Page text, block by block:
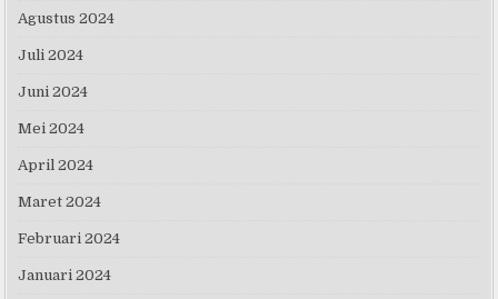
Agustus 2024
Juli 2024
Juni 2024
Mei 2024
April 2024
Maret 2024
Februari 2024
Januari 2024